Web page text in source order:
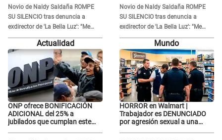
atacar a otra mujer"
Novio de Naldy Saldaña ROMPE
SU SILENCIO tras denuncia a
exdirector de 'La Bella Luz': "Me
basta con que ella esté bien"
atacar a otra mujer"
Novio de Naldy Saldaña ROMPE
SU SILENCIO tras denuncia a
exdirector de 'La Bella Luz': "Me
basta con que ella esté bien"
Actualidad
ONP ofrece BONIFICACIÓN
ADICIONAL del 25% a
jubilados que cumplan este
Mundo
HORROR en Walmart |
Trabajador es DENUNCIADO
por agresión sexual a una